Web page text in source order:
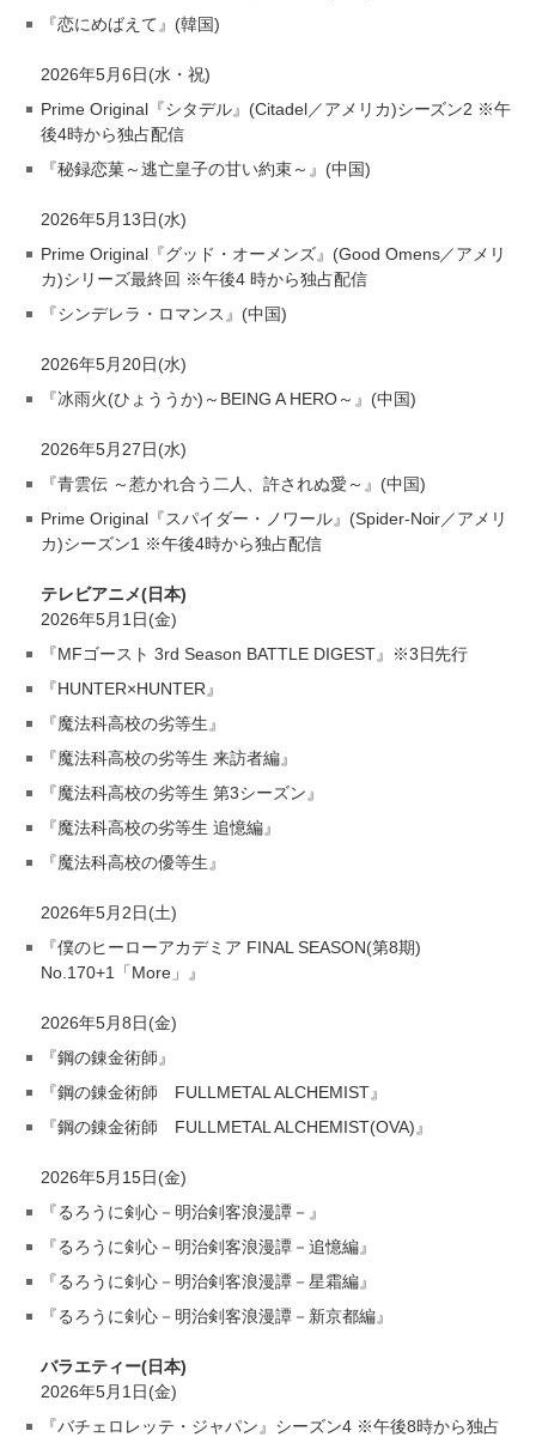
『恋にめばえて』(韓国)
2026年5月6日(水・祝)
Prime Original『シタデル』(Citadel／アメリカ)シーズン2 ※午
後4時から独占配信
『秘録恋菓～逃亡皇子の甘い約束～』(中国)
2026年5月13日(水)
Prime Original『グッド・オーメンズ』(Good Omens／アメリ
カ)シリーズ最終回 ※午後4 時から独占配信
『シンデレラ・ロマンス』(中国)
2026年5月20日(水)
『冰雨火(ひょううか)～BEING A HERO～』(中国)
2026年5月27日(水)
『青雲伝 ～惹かれ合う二人、許されぬ愛～』(中国)
Prime Original『スパイダー・ノワール』(Spider-Noir／アメリ
カ)シーズン1 ※午後4時から独占配信
テレビアニメ(日本)
2026年5月1日(金)
『MFゴースト 3rd Season BATTLE DIGEST』※3日先行
『HUNTER×HUNTER』
『魔法科高校の劣等生』
『魔法科高校の劣等生 来訪者編』
『魔法科高校の劣等生 第3シーズン』
『魔法科高校の劣等生 追憶編』
『魔法科高校の優等生』
2026年5月2日(土)
『僕のヒーローアカデミア FINAL SEASON(第8期)
No.170+1「More」』
2026年5月8日(金)
『鋼の錬金術師』
『鋼の錬金術師 FULLMETAL ALCHEMIST』
『鋼の錬金術師 FULLMETAL ALCHEMIST(OVA)』
2026年5月15日(金)
『るろうに剣心－明治剣客浪漫譚－』
『るろうに剣心－明治剣客浪漫譚－追憶編』
『るろうに剣心－明治剣客浪漫譚－星霜編』
『るろうに剣心－明治剣客浪漫譚－新京都編』
バラエティー(日本)
2026年5月1日(金)
『バチェロレッテ・ジャパン』シーズン4 ※午後8時から独占